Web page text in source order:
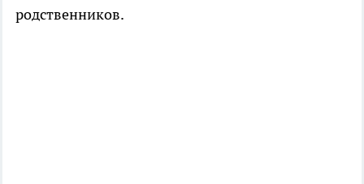
родственников.